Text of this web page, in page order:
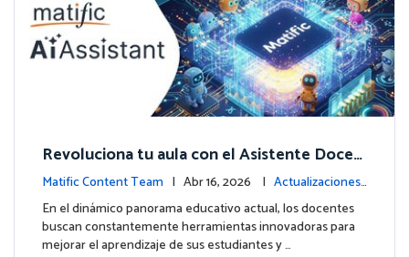
Revoluciona tu aula con el Asistente Docen
te impulsado por IA de Matific
Matific Content Team | Abr 16, 2026 | Actualizaciones
de la plataforma
En el dinámico panorama educativo actual, los docentes
buscan constantemente herramientas innovadoras para
mejorar el aprendizaje de sus estudiantes y …